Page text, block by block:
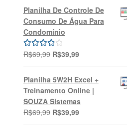
original
era:
R$49,90.
atual
é:
R$39,90.
Planilha De Controle De
Consumo De Água Para
Condomínio
Avaliação
R$69,99 O
original
era:
R$69,99.
R$39,99O
atual
é:
R$39,99.
Planilha 5W2H Excel +
Treinamento Online |
SOUZA Sistemas
R$69,99 O
R$39,99O